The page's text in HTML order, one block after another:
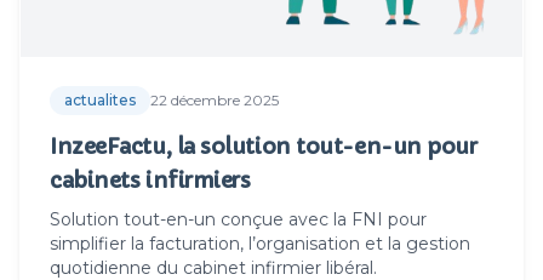
actualites 22 décembre 2025
InzeeFactu, la solution tout-en-un pour
cabinets infirmiers
Solution tout-en-un conçue avec la FNI pour
simplifier la facturation, l’organisation et la gestion
quotidienne du cabinet infirmier libéral.